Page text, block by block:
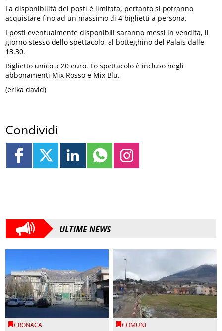
La disponibilità dei posti è limitata, pertanto si potranno
acquistare fino ad un massimo di 4 biglietti a persona.
I posti eventualmente disponibili saranno messi in vendita, il
giorno stesso dello spettacolo, al botteghino del Palais dalle
13.30.
Biglietto unico a 20 euro. Lo spettacolo è incluso negli
abbonamenti Mix Rosso e Mix Blu.
(erika david)
Condividi
ULTIME NEWS
CRONACA COMUNI